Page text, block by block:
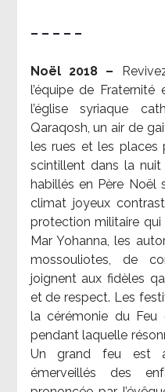
– – – – –
Noël 2018 –
l’équipe de
l’église syriaque
Qaraqosh, un air de
les rues et les places
scintillent dans la nuit
habillés en Père Noël
climat joyeux
protection militaire
Mar Yohanna, les
mossouliotes, de
joignent aux fidèles
et de respect. Les
la cérémonie du Feu
pendant laquelle
Un grand feu est
émerveillés des